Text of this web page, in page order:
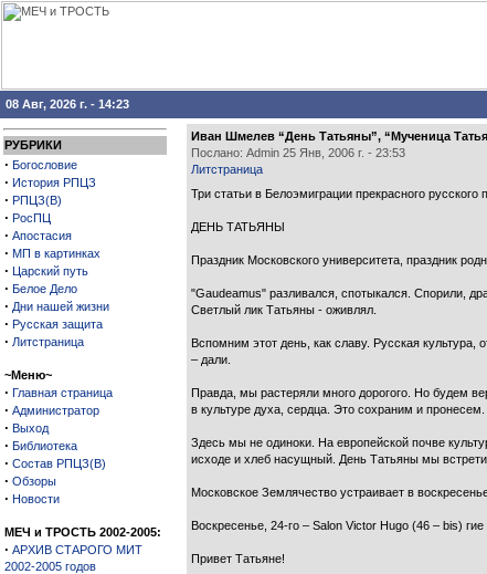
08 Авг, 2026 г. - 14:23
РУБРИКИ
· Богословие
· История РПЦЗ
· РПЦЗ(В)
· РосПЦ
· Апостасия
· МП в картинках
· Царский путь
· Белое Дело
· Дни нашей жизни
· Русская защита
· Литстраница
~Меню~
· Главная страница
· Администратор
· Выход
· Библиотека
· Состав РПЦЗ(В)
· Обзоры
· Новости
МЕЧ и ТРОСТЬ 2002-2005:
· АРХИВ СТАРОГО МИТ
2002-2005 годов
Иван Шмелев “День Татьяны”, “Мученица
Послано: Admin 25 Янв, 2006 г. - 23:53
Литстраница
Три статьи в Белоэмиграции прекрасного
ДЕНЬ ТАТЬЯНЫ
Праздник Московского университета, праздник
"Gaudeamus" разливался, спотыкался. Спорили,
Светлый лик Татьяны - оживлял.
Вспомним этот день, как славу. Русская
– дали.
Правда, мы растеряли много дорогого. Но будем
в культуре духа, сердца. Это сохраним и
Здесь мы не одиноки. На европейской почве
исходе и хлеб насущный. День Татьяны мы
Московское Землячество устраивает в
Воскресенье, 24-го – Salon Victor Hugo (46 – bis)
Привет Татьяне!